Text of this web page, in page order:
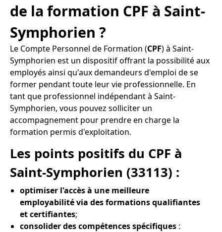
de la formation CPF à Saint-
Symphorien ?
Le Compte Personnel de Formation (CPF) à Saint-
Symphorien est un dispositif offrant la possibilité aux
employés ainsi qu'aux demandeurs d'emploi de se
former pendant toute leur vie professionnelle. En
tant que professionnel indépendant à Saint-
Symphorien, vous pouvez solliciter un
accompagnement pour prendre en charge la
formation permis d'exploitation.
Les points positifs du CPF à
Saint-Symphorien (33113) :
optimiser l'accès à une meilleure
employabilité via des formations qualifiantes
et certifiantes;
consolider des compétences spécifiques :